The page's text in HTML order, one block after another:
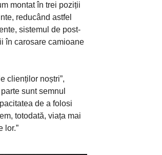
montat în trei poziții
reducând astfel
sistemul de post-
în carosare camioane
clienților noștri”,
sunt semnul
de a folosi
totodată, viața mai
lor.”